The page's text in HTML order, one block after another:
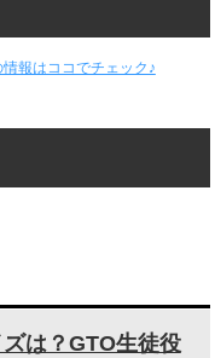
報はココでチェック♪
は？GTO生徒役